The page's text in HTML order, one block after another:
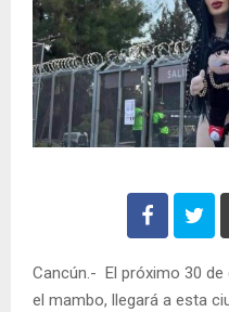
Cancún.- El próximo 30
el mambo, llegará a esta